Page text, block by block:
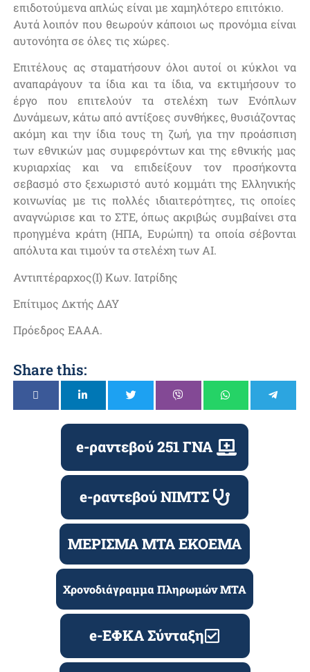
επιδοτούμενα απλώς είναι με χαμηλότερο επιτόκιο.
Αυτά λοιπόν που θεωρούν κάποιοι ως προνόμια είναι
αυτονόητα σε όλες τις χώρες.
Επιτέλους ας σταματήσουν όλοι αυτοί οι κύκλοι να
αναπαράγουν τα ίδια και τα ίδια, να εκτιμήσουν το
έργο που επιτελούν τα στελέχη των Ενόπλων
Δυνάμεων, κάτω από αντίξοες συνθήκες, θυσιάζοντας
ακόμη και την ίδια τους τη ζωή, για την προάσπιση
των εθνικών μας συμφερόντων και της εθνικής μας
κυριαρχίας και να επιδείξουν τον προσήκοντα
σεβασμό στο ξεχωριστό αυτό κομμάτι της Ελληνικής
κοινωνίας με τις πολλές ιδιαιτερότητες, τις οποίες
αναγνώρισε και το ΣΤΕ, όπως ακριβώς συμβαίνει στα
προηγμένα κράτη (ΗΠΑ, Ευρώπη) τα οποία σέβονται
απόλυτα και τιμούν τα στελέχη των ΑΙ.
Αντιπτέραρχος(Ι) Κων. Ιατρίδης
Επίτιμος Δκτής ΔΑΥ
Πρόεδρος ΕΑΑΑ.
Share this:
e-ραντεβού 251 ΓΝΑ
e-ραντεβού ΝΙΜΤΣ
ΜΕΡΙΣΜΑ ΜΤΑ ΕΚΟΕΜΑ
Χρονοδιάγραμμα Πληρωμών ΜΤΑ
e-ΕΦΚΑ Σύνταξη